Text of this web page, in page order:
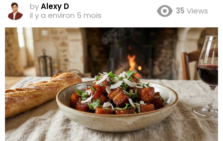
byAlexy D
il y a environ 5 mois
35 Views